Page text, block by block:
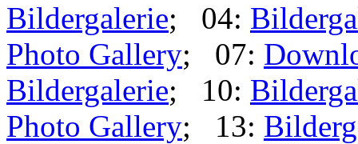
Bildergalerie; 04:
Photo Gallery; 07:
Bildergalerie; 10:
Photo Gallery; 13: